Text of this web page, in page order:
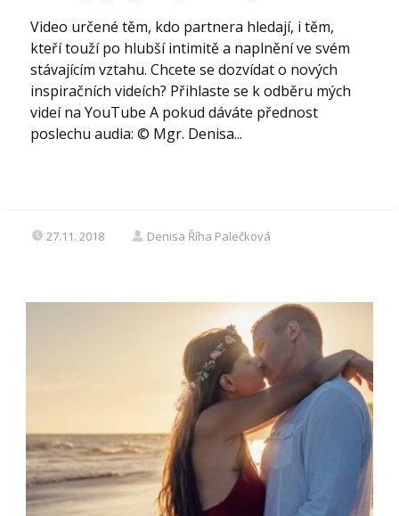
Video určené těm, kdo partnera hledají, i těm,
kteří touží po hlubší intimitě a naplnění ve svém
stávajícím vztahu. Chcete se dozvídat o nových
inspiračních videích? Přihlaste se k odběru mých
videí na YouTube A pokud dáváte přednost
poslechu audia: © Mgr. Denisa...
27.11. 2018 Denisa Říha Palečková